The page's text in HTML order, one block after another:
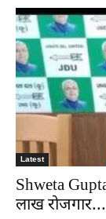
Latest
Shweta
लाख रोजगार...